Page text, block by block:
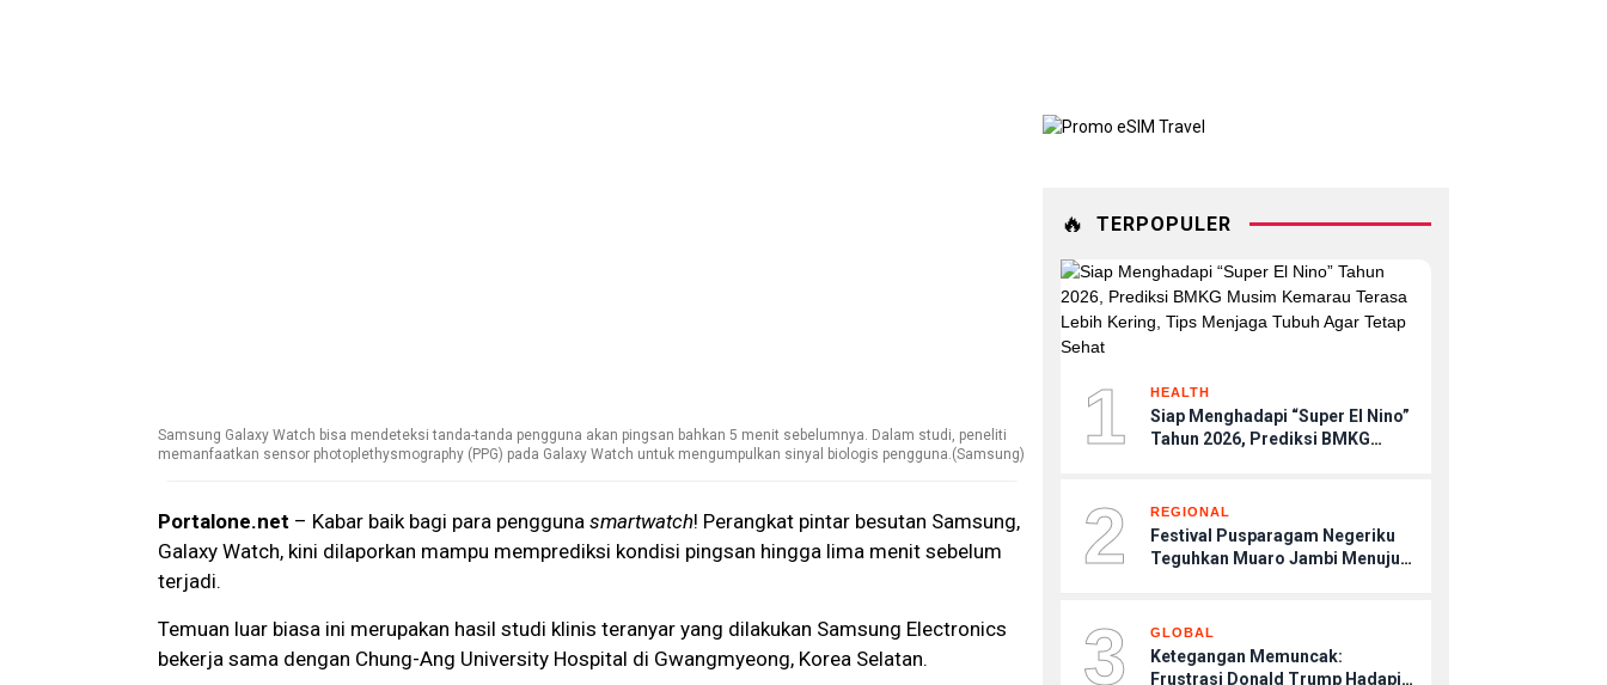
Samsung Galaxy Watch bisa mendeteksi tanda-tanda pengguna akan pingsan bahkan 5 menit sebelumnya. Dalam studi, peneliti
memanfaatkan sensor photoplethysmography (PPG) pada Galaxy Watch untuk mengumpulkan sinyal biologis pengguna.(Samsung)
Portalone.net – Kabar baik bagi para pengguna smartwatch! Perangkat pintar besutan Samsung,
Galaxy Watch, kini dilaporkan mampu memprediksi kondisi pingsan hingga lima menit sebelum
terjadi.
Temuan luar biasa ini merupakan hasil studi klinis teranyar yang dilakukan Samsung Electronics
bekerja sama dengan Chung-Ang University Hospital di Gwangmyeong, Korea Selatan.
🔥 TERPOPULER
1 HEALTH
Siap Menghadapi “Super El Nino”
Tahun 2026, Prediksi BMKG
Agar Tetap Sehat
2 REGIONAL
Festival Pusparagam Negeriku
Teguhkan Muaro Jambi Menuju
3 GLOBAL
Ketegangan Memuncak:
Frustrasi Donald Trump Hadapi